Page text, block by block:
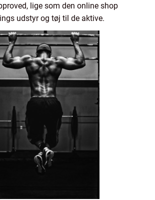
lige som den online shop
udstyr og tøj til de aktive.